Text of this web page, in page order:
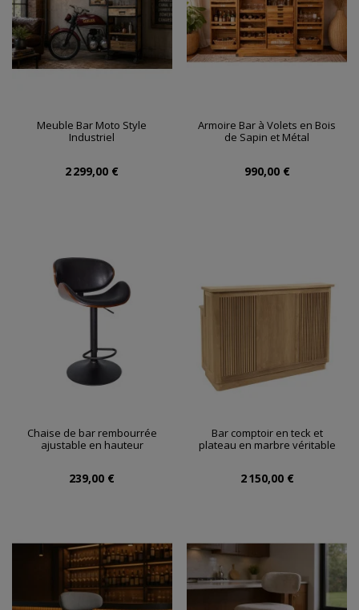
Meuble Bar Moto Style
Industriel
2 299,00 €
Armoire Bar à Volets en Bois
de Sapin et Métal
990,00 €
Chaise de bar rembourrée
ajustable en hauteur
239,00 €
Bar comptoir en teck et
plateau en marbre véritable
2 150,00 €